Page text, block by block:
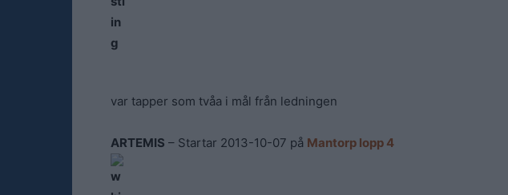
var tapper som tvåa i mål från ledningen
ARTEMIS – Startar 2013-10-07 på Mantorp lopp 4